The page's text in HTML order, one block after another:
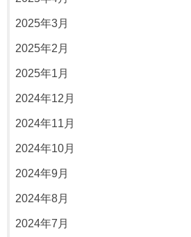
2025年3月
2025年2月
2025年1月
2024年12月
2024年11月
2024年10月
2024年9月
2024年8月
2024年7月